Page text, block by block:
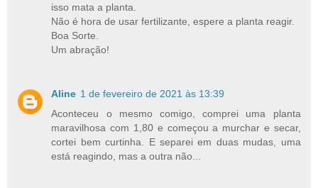
isso mata a planta.
Não é hora de usar fertilizante, espere a planta reagir.
Boa Sorte.
Um abração!
Aline 1 de fevereiro de 2021 às 13:39
Aconteceu o mesmo comigo, comprei uma planta
maravilhosa com 1,80 e começou a murchar e secar,
cortei bem curtinha. E separei em duas mudas, uma
está reagindo, mas a outra não...